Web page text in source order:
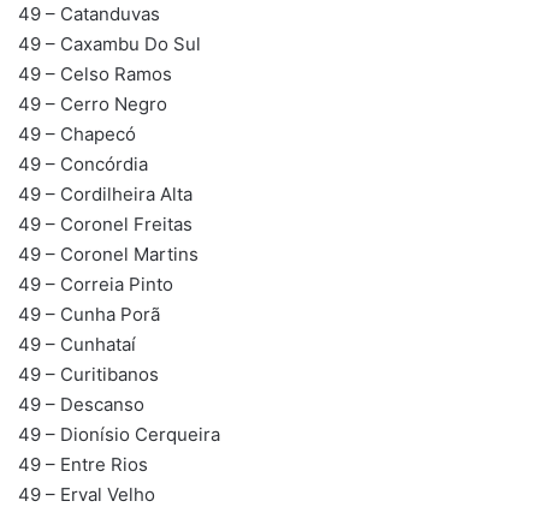
49 – Catanduvas
49 – Caxambu Do Sul
49 – Celso Ramos
49 – Cerro Negro
49 – Chapecó
49 – Concórdia
49 – Cordilheira Alta
49 – Coronel Freitas
49 – Coronel Martins
49 – Correia Pinto
49 – Cunha Porã
49 – Cunhataí
49 – Curitibanos
49 – Descanso
49 – Dionísio Cerqueira
49 – Entre Rios
49 – Erval Velho